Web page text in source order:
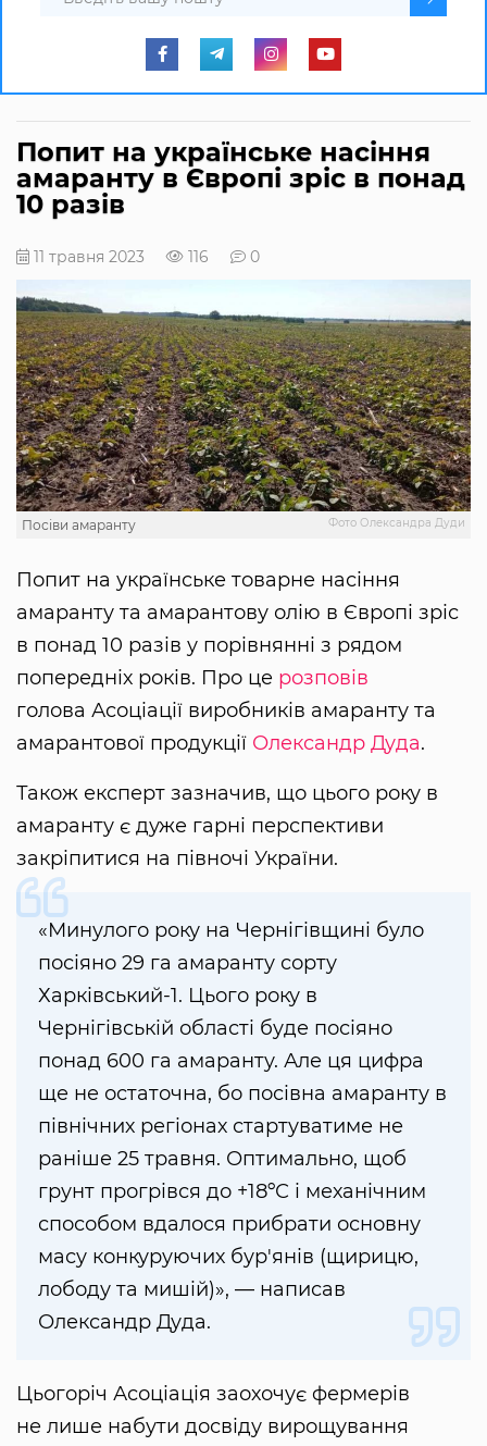
Попит на українське насіння
амаранту в Європі зріс в понад
10 разів
11 травня 2023 116 0
Фото Олександра Дуди
Посіви амаранту
Попит на українське товарне насіння
амаранту та амарантову олію в Європі зріс
в понад 10 разів у порівнянні з рядом
попередніх років. Про це розповів
голова Асоціації виробників амаранту та
амарантової продукції Олександр Дуда.
Також експерт зазначив, що цього року в
амаранту є дуже гарні перспективи
закріпитися на півночі України.
«Минулого року на Чернігівщині було
посіяно 29 га амаранту сорту
Харківський-1. Цього року в
Чернігівській області буде посіяно
понад 600 га амаранту. Але ця цифра
ще не остаточна, бо посівна амаранту в
північних регіонах стартуватиме не
раніше 25 травня. Оптимально, щоб
грунт прогрівся до +18ºС і механічним
способом вдалося прибрати основну
масу конкуруючих бур'янів (щирицю,
лободу та мишій)», — написав
Олександр Дуда.
Цьогоріч Асоціація заохочує фермерів
не лише набути досвіду вирощування